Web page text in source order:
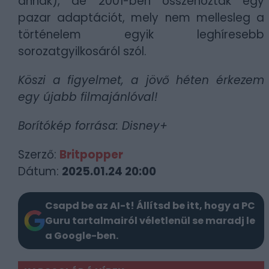
pazar adaptációt, mely nem mellesleg a
történelem egyik leghíresebb
sorozatgyilkosáról szól.
Köszi a figyelmet, a jövő héten érkezem
egy újabb filmajánlóval!
Borítókép forrása: Disney+
Szerző: Britpopper
Dátum: 2025.01.24 20:00
Csapd be az AI-t! Állítsd be itt, hogy a PC
Guru tartalmairól véletlenül se maradj le
a Google-ben.